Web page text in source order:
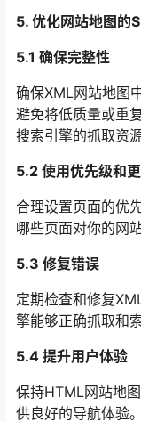
5. 优化网站地图的
5.1 确保完整性
确保XML网站地图
避免将低质量或重
搜索引擎的抓取资源
5.2 使用优先级和
合理设置页面的优
哪些页面对你的网
5.3 修复错误
定期检查和修复
擎能够正确抓取和
5.4 提升用户体验
保持HTML网站地
供良好的导航体验